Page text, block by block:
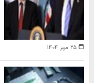
۲۵ مهر ۱۴۰۴